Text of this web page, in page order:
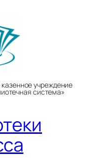
учреждение
система»